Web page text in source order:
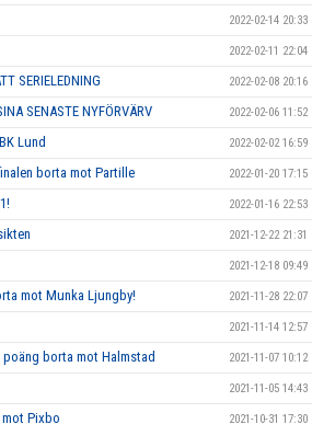
2022-02-14 20:33
2022-02-11 22:04
SERIELEDNING 2022-02-08 20:16
SENASTE NYFÖRVÄRV 2022-02-06 11:52
Lund 2022-02-02 16:59
borta mot Partille 2022-01-20 17:15
2022-01-16 22:53
2021-12-22 21:31
2021-12-18 09:49
mot Munka Ljungby! 2021-11-28 22:07
2021-11-14 12:57
borta mot Halmstad 2021-11-07 10:12
2021-11-05 14:43
Pixbo 2021-10-31 17:30